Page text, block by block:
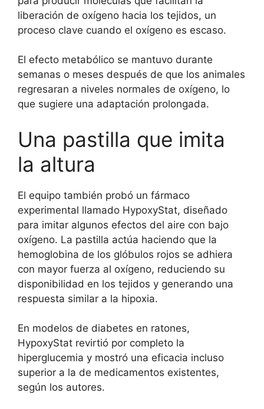
liberación de oxígeno hacia los tejidos, un
proceso clave cuando el oxígeno es escaso.
El efecto metabólico se mantuvo durante
semanas o meses después de que los animales
regresaran a niveles normales de oxígeno, lo
que sugiere una adaptación prolongada.
Una pastilla que imita
la altura
El equipo también probó un fármaco
experimental llamado HypoxyStat, diseñado
para imitar algunos efectos del aire con bajo
oxígeno. La pastilla actúa haciendo que la
hemoglobina de los glóbulos rojos se adhiera
con mayor fuerza al oxígeno, reduciendo su
disponibilidad en los tejidos y generando una
respuesta similar a la hipoxia.
En modelos de diabetes en ratones,
HypoxyStat revirtió por completo la
hiperglucemia y mostró una eficacia incluso
superior a la de medicamentos existentes,
según los autores.